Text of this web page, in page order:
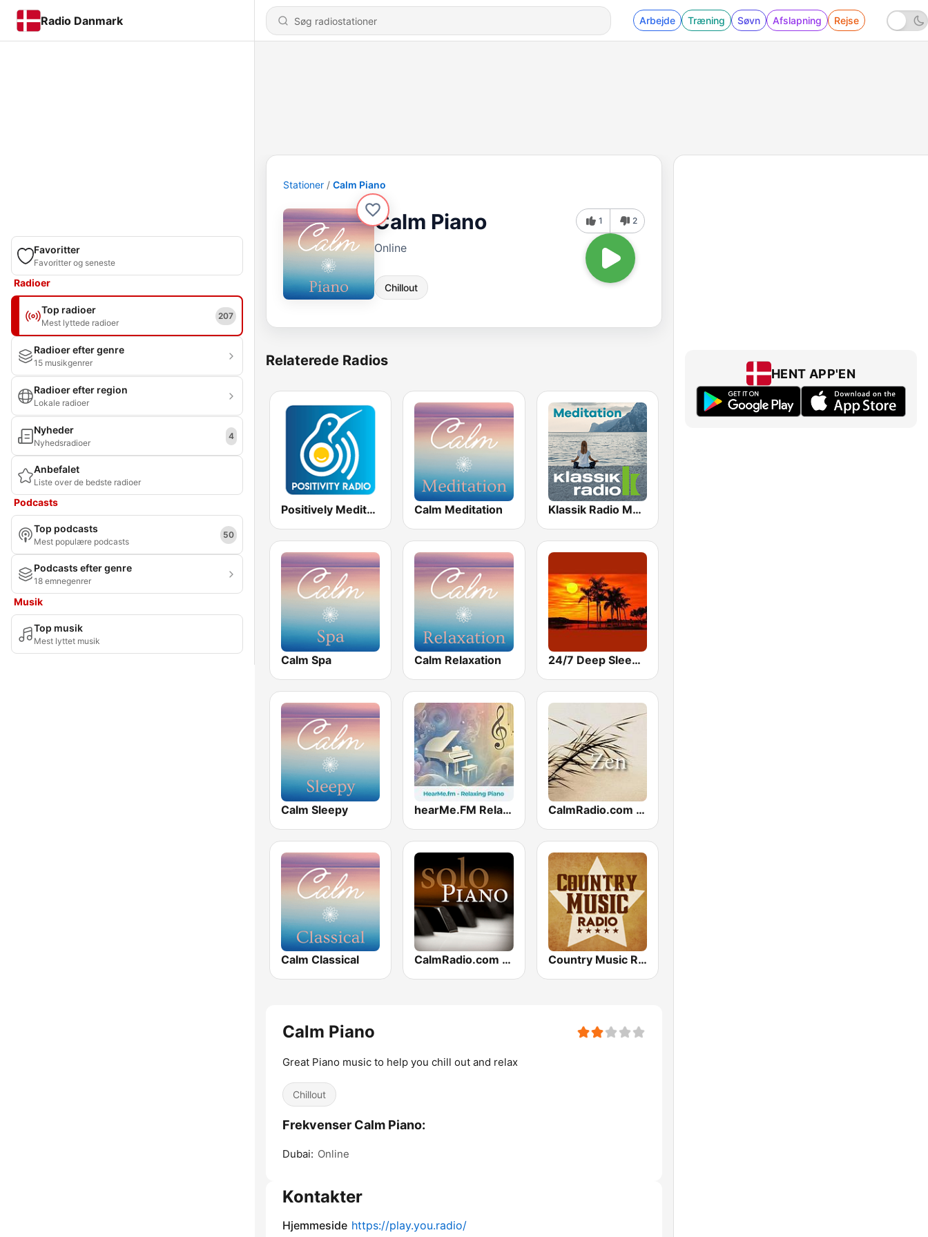
Radio Danmark Arbejde Træning Søvn Afslapning Rejse
Favoritter
Favoritter og seneste
Radioer
Top radioer
Mest lyttede radioer
207
Radioer efter genre
15 musikgenrer
Radioer efter region
Lokale radioer
Nyheder
Nyhedsradioer
4
Anbefalet
Liste over de bedste radioer
Podcasts
Top podcasts
Mest populære podcasts
50
Podcasts efter genre
18 emnegenrer
Musik
Top musik
Mest lyttet musik
Stationer Calm Piano
Calm Piano
Online
Chillout
1 2
Relaterede Radios
Positively Meditation Calm Meditation Klassik Radio Meditation
Calm Spa Calm Relaxation 24/7 Deep Sleep Music Relaxing Music Insomnia Sleep Relaxing Music Study Sleep Meditation
Calm Sleepy hearMe.FM Relaxing Piano CalmRadio.com - Zen
Calm Classical CalmRadio.com - Solo Piano Country Music Radio - Classic Country
Calm Piano
Great Piano music to help you chill out and relax
Chillout
Frekvenser Calm Piano:
Dubai: Online
Kontakter
Hjemmeside https://play.you.radio/
HENT APP'EN